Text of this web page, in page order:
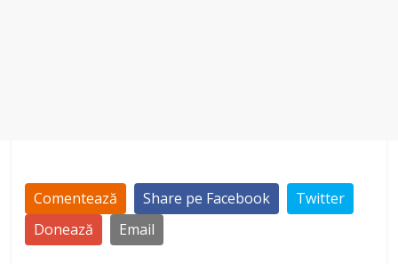
Comentează Share pe Facebook
Twitter
Donează
Email